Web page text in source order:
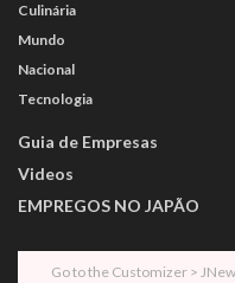
Culinária
Mundo
Nacional
Tecnologia
Guia de Empresas
Videos
EMPREGOS NO JAPÃO
Go to the Customizer >